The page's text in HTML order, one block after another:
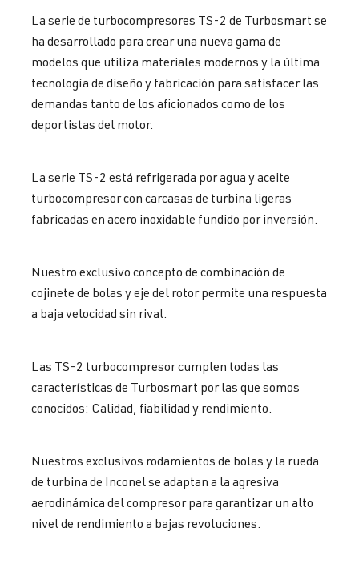
La serie de turbocompresores TS-2 de Turbosmart se
ha desarrollado para crear una nueva gama de
modelos que utiliza materiales modernos y la última
tecnología de diseño y fabricación para satisfacer las
demandas tanto de los aficionados como de los
deportistas del motor.
La serie TS-2 está refrigerada por agua y aceite
turbocompresor con carcasas de turbina ligeras
fabricadas en acero inoxidable fundido por inversión.
Nuestro exclusivo concepto de combinación de
cojinete de bolas y eje del rotor permite una respuesta
a baja velocidad sin rival.
Las TS-2 turbocompresor cumplen todas las
características de Turbosmart por las que somos
conocidos: Calidad, fiabilidad y rendimiento.
Nuestros exclusivos rodamientos de bolas y la rueda
de turbina de Inconel se adaptan a la agresiva
aerodinámica del compresor para garantizar un alto
nivel de rendimiento a bajas revoluciones.